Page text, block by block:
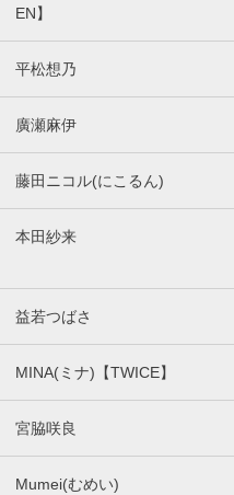
EN】
平松想乃
廣瀬麻伊
藤田ニコル(にこるん)
本田紗来
益若つばさ
MINA(ミナ)【TWICE】
宮脇咲良
Mumei(むめい)